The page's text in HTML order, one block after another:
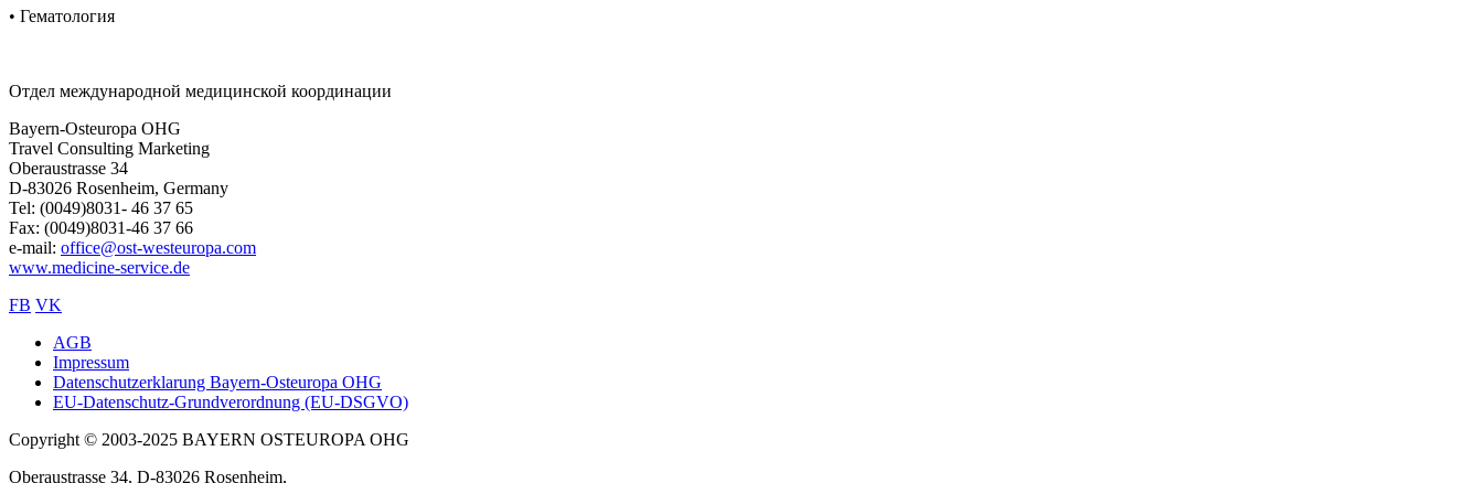
• Гематология
Отдел международной медицинской координации
Bayern-Osteuropa OHG
Travel Consulting Marketing
Oberaustrasse 34
D-83026 Rosenheim, Germany
Tel: (0049)8031- 46 37 65
Fax: (0049)8031-46 37 66
e-mail: office@ost-westeuropa.com
www.medicine-service.de
FB VK
Sub
footer
AGB
Impressum
Datenschutzerklarung Bayern-Osteuropa OHG
EU-Datenschutz-Grundverordnung (EU-DSGVO)
Copyright © 2003-2025 BAYERN OSTEUROPA OHG
Oberaustrasse 34, D-83026 Rosenheim,